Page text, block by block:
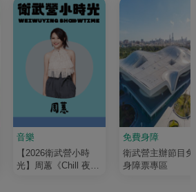
音樂
【2026衛武營小時
光】周蕙《Chill 夜》
免費身障
衛武營主辦節目免
身障票專區